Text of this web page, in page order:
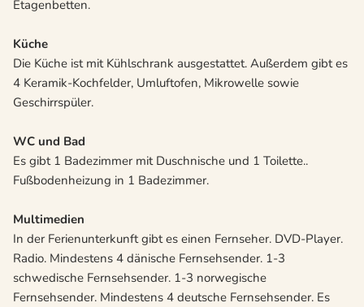
Etagenbetten.
Küche
Die Küche ist mit Kühlschrank ausgestattet. Außerdem gibt es
4 Keramik-Kochfelder, Umluftofen, Mikrowelle sowie
Geschirrspüler.
WC und Bad
Es gibt 1 Badezimmer mit Duschnische und 1 Toilette..
Fußbodenheizung in 1 Badezimmer.
Multimedien
In der Ferienunterkunft gibt es einen Fernseher. DVD-Player.
Radio. Mindestens 4 dänische Fernsehsender. 1-3
schwedische Fernsehsender. 1-3 norwegische
Fernsehsender. Mindestens 4 deutsche Fernsehsender. Es